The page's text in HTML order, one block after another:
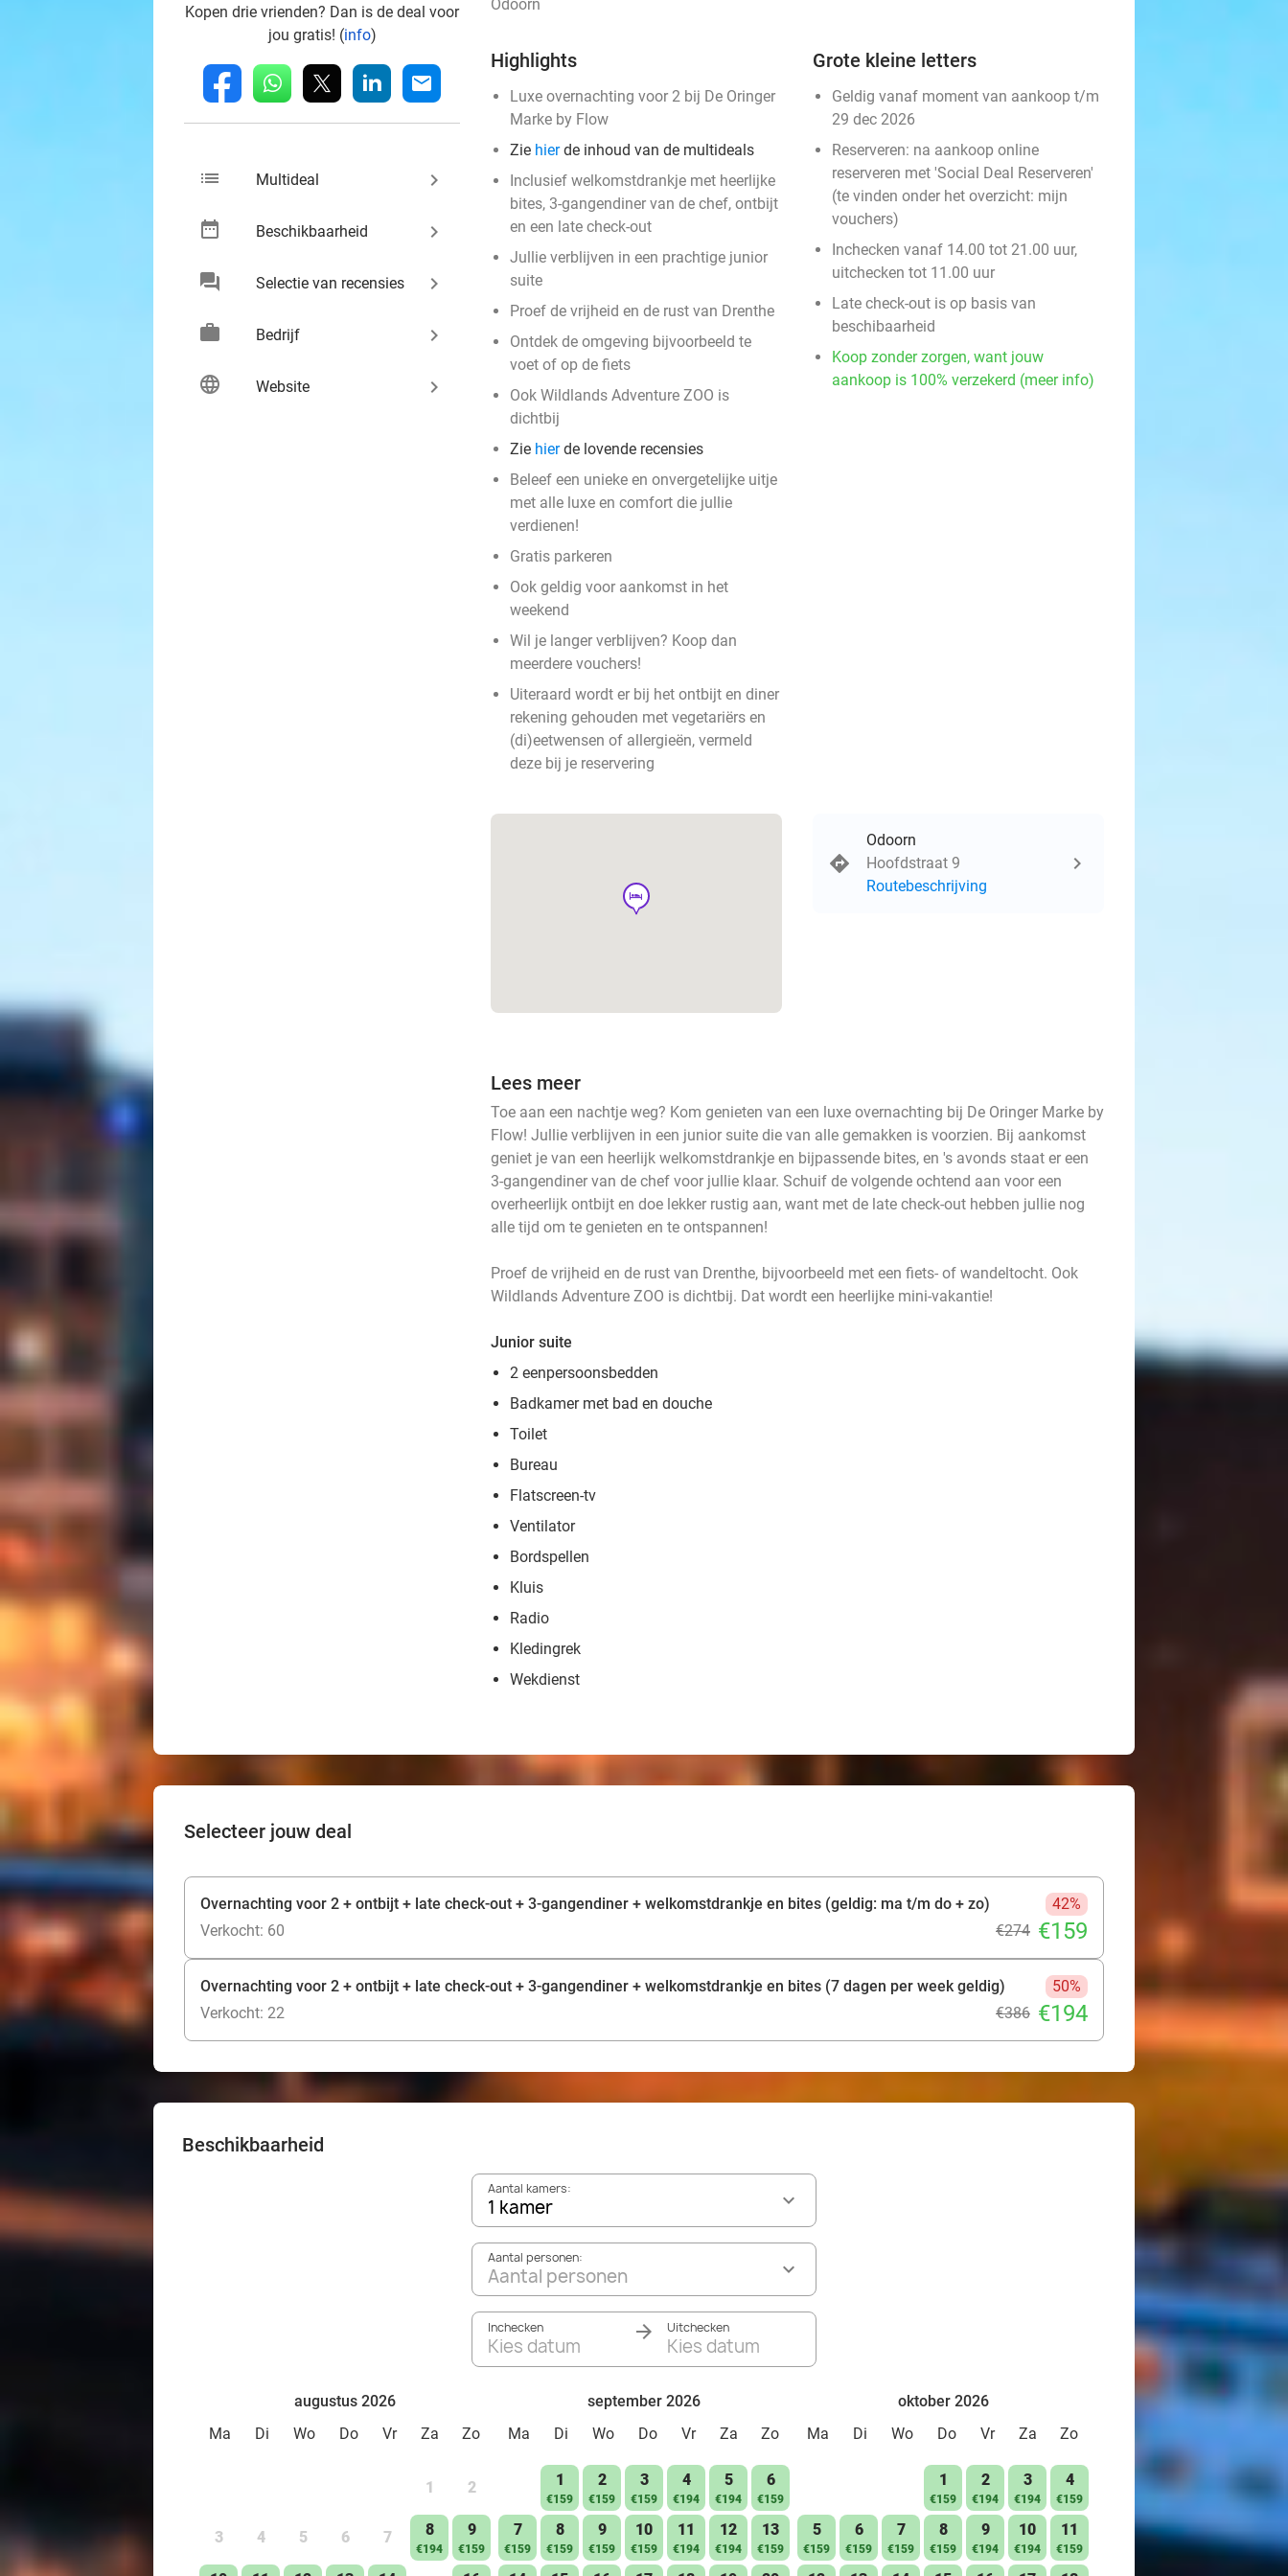
Kopen drie vrienden? Dan is de deal voor
jou gratis! (info)
fb whatsapp linkedin mail
list Multideal keyboard_arrow_right
date_range Beschikbaarheid keyboard_arrow_right
chat Selectie van recensies keyboard_arrow_right
work Bedrijf keyboard_arrow_right
language Website keyboard_arrow_right
Odoorn
Highlights
Luxe overnachting voor 2 bij De Oringer
Marke by Flow
Zie hierde inhoud van de multideals
Inclusief welkomstdrankje met heerlijke
bites, 3-gangendiner van de chef, ontbijt
en een late check-out
Jullie verblijven in een prachtige junior
suite
Proef de vrijheid en de rust van Drenthe
Ontdek de omgeving bijvoorbeeld te
voet of op de fiets
Ook Wildlands Adventure ZOO is
dichtbij
Zie hierde lovende recensies
Beleef een unieke en onvergetelijke uitje
met alle luxe en comfort die jullie
verdienen!
Gratis parkeren
Ook geldig voor aankomst in het
weekend
Wil je langer verblijven? Koop dan
meerdere vouchers!
Uiteraard wordt er bij het ontbijt en diner
rekening gehouden met vegetariërs en
(di)eetwensen of allergieën, vermeld
deze bij je reservering
Grote kleine letters
Geldig vanaf moment van aankoop t/m
29 dec 2026
Reserveren: na aankoop online
reserveren met 'Social Deal Reserveren'
(te vinden onder het overzicht: mijn
vouchers)
Inchecken vanaf 14.00 tot 21.00 uur,
uitchecken tot 11.00 uur
Late check-out is op basis van
beschibaarheid
Koop zonder zorgen, want jouw
aankoop is 100% verzekerd (meer info)
hotel
Odoorn
Hoofdstraat 9
Routebeschrijving
Lees meer
Toe aan een nachtje weg? Kom genieten van een luxe overnachting bij De Oringer Marke by
Flow! Jullie verblijven in een junior suite die van alle gemakken is voorzien. Bij aankomst
geniet je van een heerlijk welkomstdrankje en bijpassende bites, en 's avonds staat er een
3-gangendiner van de chef voor jullie klaar. Schuif de volgende ochtend aan voor een
overheerlijk ontbijt en doe lekker rustig aan, want met de late check-out hebben jullie nog
alle tijd om te genieten en te ontspannen!
Proef de vrijheid en de rust van Drenthe, bijvoorbeeld met een fiets- of wandeltocht. Ook
Wildlands Adventure ZOO is dichtbij. Dat wordt een heerlijke mini-vakantie!
Junior suite
2 eenpersoonsbedden
Badkamer met bad en douche
Toilet
Bureau
Flatscreen-tv
Ventilator
Bordspellen
Kluis
Radio
Kledingrek
Wekdienst
Selecteer jouw deal
Overnachting voor 2 + ontbijt + late check-out + 3-gangendiner + welkomstdrankje en bites (geldig: ma t/m do + zo)
42%
Verkocht: 60
€274 €159
Overnachting voor 2 + ontbijt + late check-out + 3-gangendiner + welkomstdrankje en bites (7 dagen per week geldig)
50%
Verkocht: 22
€386 €194
Beschikbaarheid
Aantal kamers:
1 kamer
Aantal personen:
Aantal personen
Inchecken
Kies datum
Uitchecken
Kies datum
augustus 2026
Ma
Di Wo Do Vr Za Zo
1 2
3 4 5 6 7 8
€194
9
€159
september 2026
Ma
Di Wo Do Vr Za Zo
1
€159
2
€159
3
€159
4
€194
5
€194
6
€159
7
€159
8
€159
9
€159
10
€159
11
€194
12
€194
13
€159
oktober 2026
Ma
Di Wo Do Vr Za Zo
1
€159
2
€194
3
€194
4
€159
5
€159
6
€159
7
€159
8
€159
9
€194
10
€194
11
€159